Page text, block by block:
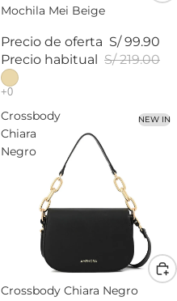
Mochila Mei Beige
Precio de oferta S/ 99.90
Precio habitual S/ 219.00
Crossbody
Chiara
Negro
NEW IN
Crossbody Chiara Negro